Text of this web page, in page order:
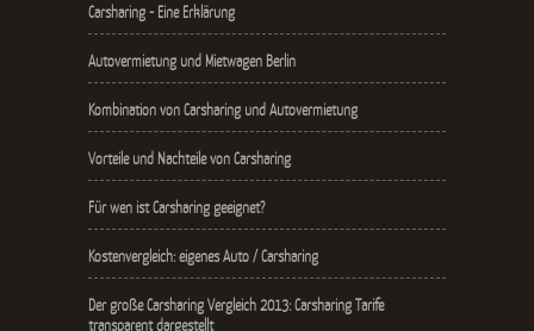
Carsharing - Eine Erklärung
Autovermietung und Mietwagen Berlin
Kombination von Carsharing und Autovermietung
Vorteile und Nachteile von Carsharing
Für wen ist Carsharing geeignet?
Kostenvergleich: eigenes Auto / Carsharing
Der große Carsharing Vergleich 2013: Carsharing Tarife
transparent dargestellt